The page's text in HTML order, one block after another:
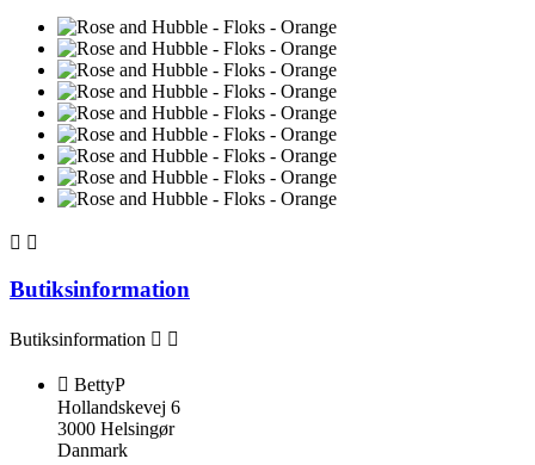
 
Butiksinformation
Butiksinformation  
 BettyP
Hollandskevej 6
3000 Helsingør
Danmark